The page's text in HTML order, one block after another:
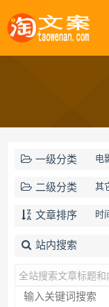
一级分类 电
网
二级分类 其
文章排序 时
站内搜索